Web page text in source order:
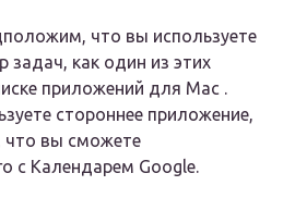
что вы используете
задач, как один из этих
приложений для Mac .
стороннее приложение,
что вы сможете
с Календарем Google.